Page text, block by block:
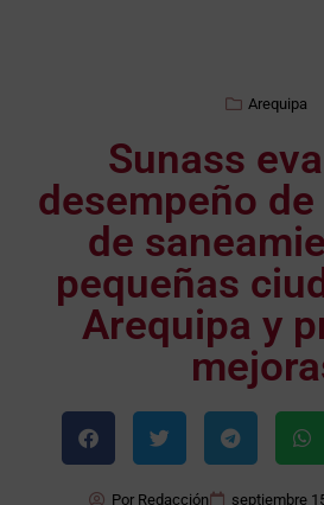
Arequipa
Sunass
desempeño
de
pequeñas
Arequipa y
PorRedacción septiembre